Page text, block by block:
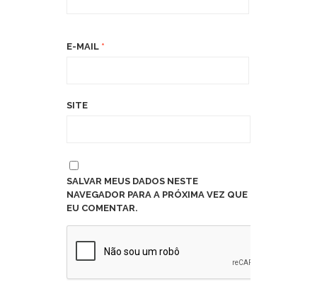
E-MAIL *
SITE
SALVAR MEUS DADOS NESTE
NAVEGADOR PARA A PRÓXIMA VEZ QUE
EU COMENTAR.